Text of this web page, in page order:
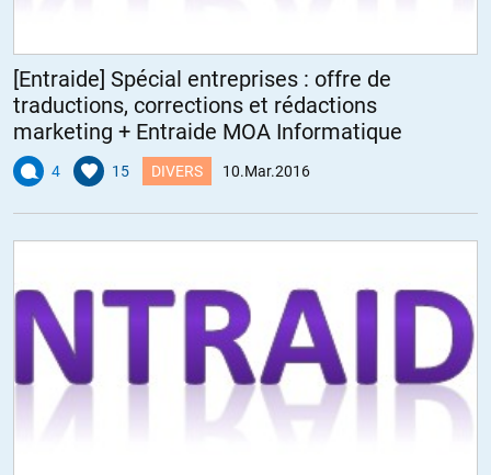
[Entraide] Spécial entreprises : offre de
traductions, corrections et rédactions
marketing + Entraide MOA Informatique
4 15 DIVERS 10.Mar.2016